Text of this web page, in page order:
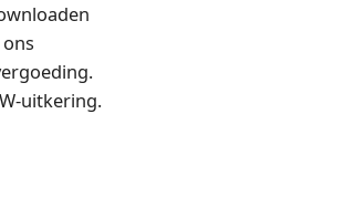
uitkering.